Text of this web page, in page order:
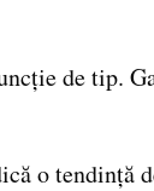
de tip.
o